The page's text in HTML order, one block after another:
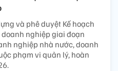
và phê duyệt Kế hoạch
nghiệp giai đoạn
nghiệp nhà nước, doanh
phạm vi quản lý, hoàn